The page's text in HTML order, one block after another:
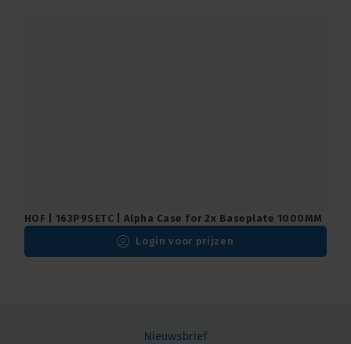
HOF | 163P9SETC | Alpha Case for 2x Baseplate 1000MM
Login voor prijzen
Nieuwsbrief